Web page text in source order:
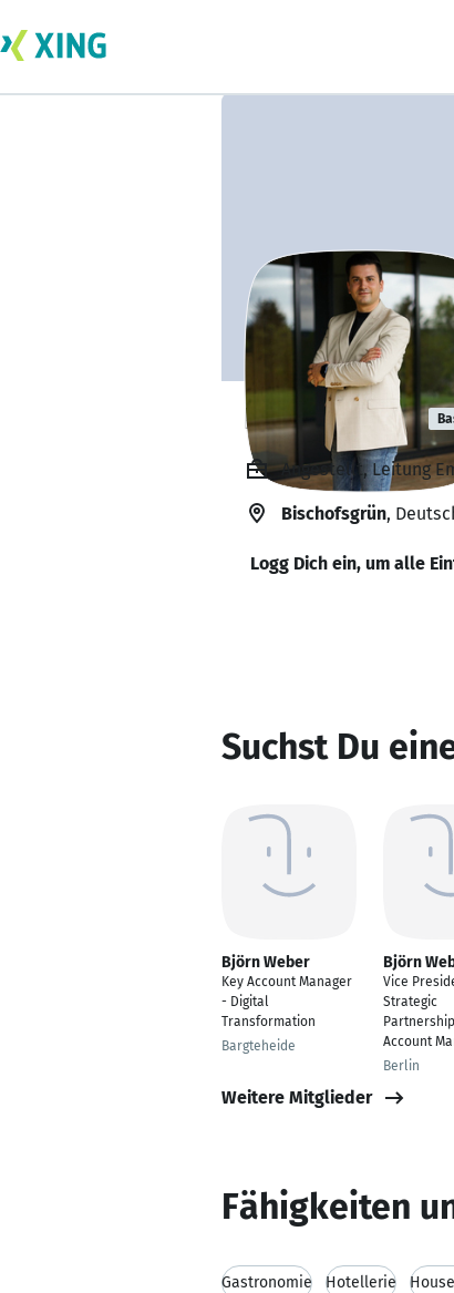
Björn Weber
Angestellt, Leitung
Bischofsgrün,
Logg Dich ein, um alle
Suchst Du
Björn Weber
Key Account Manager
- Digital
Transformation
Bargteheide
Björn
Vice
Strategic
Account
Berlin
Weitere Mitglieder
Fähigkeiten
Gastronomie Hotellerie